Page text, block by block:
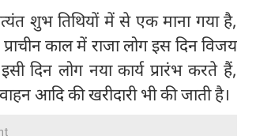
शुभ तिथियों में से एक माना गया है,
काल में राजा लोग इस दिन विजय
दिन लोग नया कार्य प्रारंभ करते हैं,
आदि की खरीदारी भी की जाती है।